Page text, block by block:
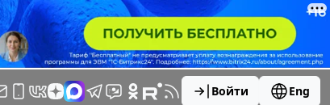
Войти Eng